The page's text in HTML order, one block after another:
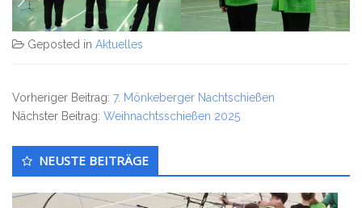
Geposted in Aktuelles
Vorheriger Beitrag: 7. Mönkeberger Nachtschießen
Nächster Beitrag: Weihnachtsschießen 2025
Untergeordnet
Seitenleiste
NEUSTE BEITRÄGE